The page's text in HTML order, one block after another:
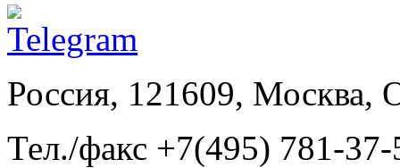
Россия, 121609, Москва,
Тел./факс +7(495) 781-37-